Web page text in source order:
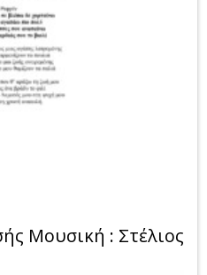
Μουσική : Στέλιος